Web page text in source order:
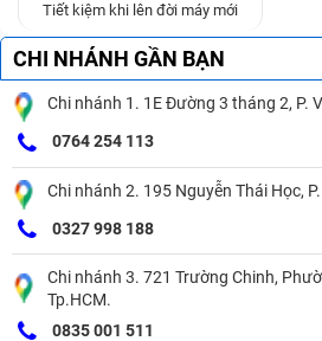
Tiết kiệm khi lên đời máy mới
CHI NHÁNH GẦN BẠN
Chi nhánh 1. 1E Đường 3 tháng 2, P.
0764 254 113
Chi nhánh 2. 195 Nguyễn Thái Học,
0327 998 188
Chi nhánh 3. 721 Trường Chinh,
Tp.HCM.
0835 001 511